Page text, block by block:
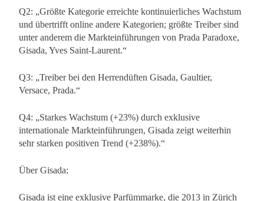
Q2: „Größte Kategorie erreichte kontinuierliches Wachstum
und übertrifft online andere Kategorien; größte Treiber sind
unter anderem die Markteinführungen von Prada Paradoxe,
Gisada, Yves Saint-Laurent.“
Q3: „Treiber bei den Herrendüften Gisada, Gaultier,
Versace, Prada.“
Q4: „Starkes Wachstum (+23%) durch exklusive
internationale Markteinführungen, Gisada zeigt weiterhin
sehr starken positiven Trend (+238%).“
Über Gisada:
Gisada ist eine exklusive Parfümmarke, die 2013 in Zürich